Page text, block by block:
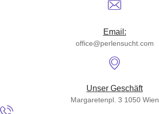
Email:
office@perlensucht.com
Unser Geschäft
Margaretenpl. 3 1050 Wien